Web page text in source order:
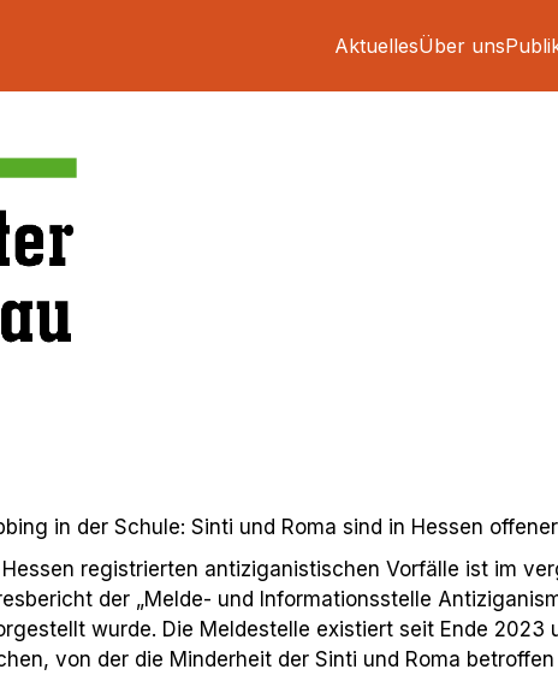
AktuellesÜber uns
in der Schule: Sinti und Roma sind in Hessen
registrierten antiziganistischen Vorfälle ist im
der „Melde- und Informationsstelle
wurde. Die Meldestelle existiert seit Ende 2023
von der die Minderheit der Sinti und Roma betroffen